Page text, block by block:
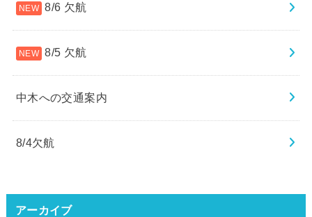
8/6 欠航
8/5 欠航
中木への交通案内
8/4欠航
アーカイブ